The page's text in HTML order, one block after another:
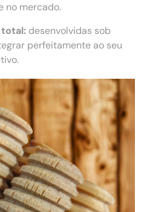
no mercado.
desenvolvidas sob
perfeitamente ao seu